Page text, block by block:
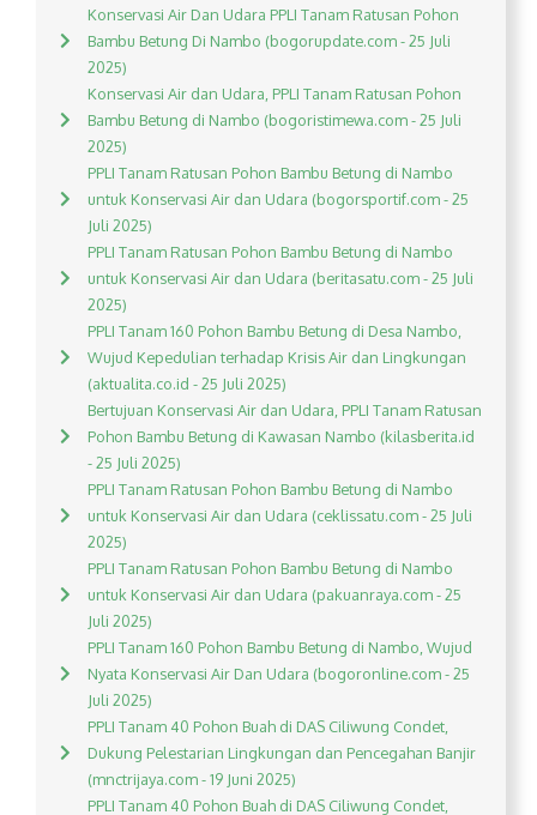
Konservasi Air Dan Udara PPLI Tanam Ratusan Pohon
Bambu Betung Di Nambo (bogorupdate.com - 25 Juli
2025)
Konservasi Air dan Udara, PPLI Tanam Ratusan Pohon
Bambu Betung di Nambo (bogoristimewa.com - 25 Juli
2025)
PPLI Tanam Ratusan Pohon Bambu Betung di Nambo
untuk Konservasi Air dan Udara (bogorsportif.com - 25
Juli 2025)
PPLI Tanam Ratusan Pohon Bambu Betung di Nambo
untuk Konservasi Air dan Udara (beritasatu.com - 25 Juli
2025)
PPLI Tanam 160 Pohon Bambu Betung di Desa Nambo,
Wujud Kepedulian terhadap Krisis Air dan Lingkungan
(aktualita.co.id - 25 Juli 2025)
Bertujuan Konservasi Air dan Udara, PPLI Tanam Ratusan
Pohon Bambu Betung di Kawasan Nambo (kilasberita.id
- 25 Juli 2025)
PPLI Tanam Ratusan Pohon Bambu Betung di Nambo
untuk Konservasi Air dan Udara (ceklissatu.com - 25 Juli
2025)
PPLI Tanam Ratusan Pohon Bambu Betung di Nambo
untuk Konservasi Air dan Udara (pakuanraya.com - 25
Juli 2025)
PPLI Tanam 160 Pohon Bambu Betung di Nambo, Wujud
Nyata Konservasi Air Dan Udara (bogoronline.com - 25
Juli 2025)
PPLI Tanam 40 Pohon Buah di DAS Ciliwung Condet,
Dukung Pelestarian Lingkungan dan Pencegahan Banjir
(mnctrijaya.com - 19 Juni 2025)
PPLI Tanam 40 Pohon Buah di DAS Ciliwung Condet,